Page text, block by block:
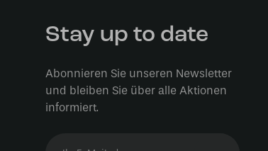
Stay up to date
Abonnieren Sie unseren Newsletter
und bleiben Sie über alle Aktionen
informiert.